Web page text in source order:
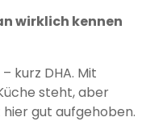
wirklich kennen
kurz DHA. Mit
steht, aber
gut aufgehoben.